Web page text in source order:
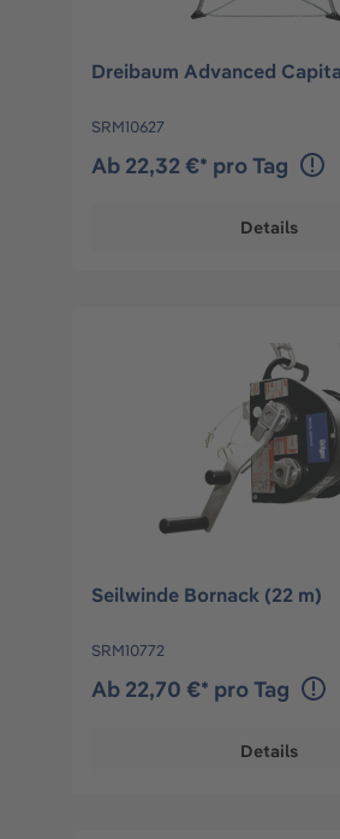
Dreibaum Advanced
SRM10627
Ab 22,32 €* pro Tag
Details
Seilwinde Bornack (22 m)
SRM10772
Ab 22,70 €* pro Tag
Details